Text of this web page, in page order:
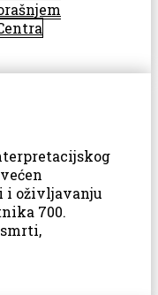
i oživljavanju
700.